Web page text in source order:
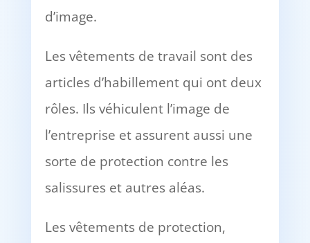
d’image.
Les vêtements de travail sont des
articles d’habillement qui ont deux
rôles. Ils véhiculent l’image de
l’entreprise et assurent aussi une
sorte de protection contre les
salissures et autres aléas.
Les vêtements de protection,